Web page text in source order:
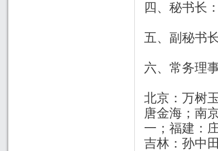
四、秘书长
五、副秘书
六、常务理
北京：万树
唐金海；南
一；福建：
吉林：孙中